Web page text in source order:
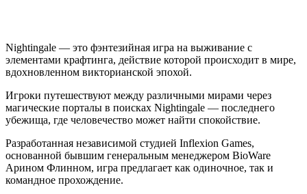
Nightingale — это фэнтезийная игра на выживание с
элементами крафтинга, действие которой происходит в мире,
вдохновленном викторианской эпохой.
Игроки путешествуют между различными мирами через
магические порталы в поисках Nightingale — последнего
убежища, где человечество может найти спокойствие.
Разработанная независимой студией Inflexion Games,
основанной бывшим генеральным менеджером BioWare
Арином Флинном, игра предлагает как одиночное, так и
командное прохождение.